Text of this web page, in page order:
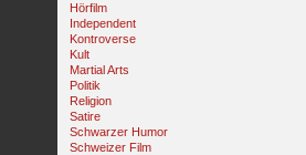
Hörfilm
Independent
Kontroverse
Kult
Martial Arts
Politik
Religion
Satire
Schwarzer Humor
Schweizer Film